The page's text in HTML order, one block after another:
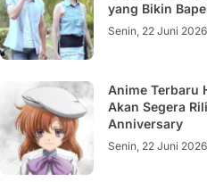
yang Bikin
Senin, 22 Juni 2026
Anime Terbaru
Akan Segera
Anniversary
Senin, 22 Juni 2026